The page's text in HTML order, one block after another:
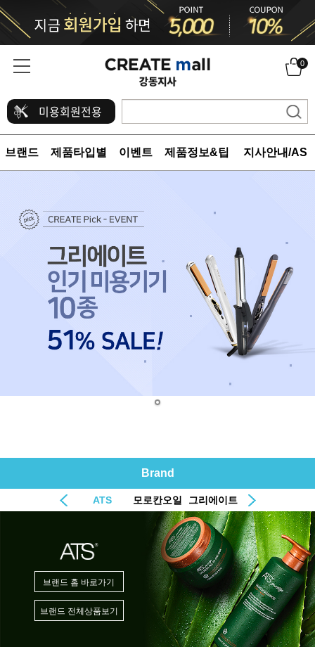
0
미용회원전용
브랜드 제품타입별 이벤트 제품정보&팁 지사안내/AS
Brand
ATS 모로칸오일 그리에이트
브랜드 홈 바로가기
브랜드 전체상품보기